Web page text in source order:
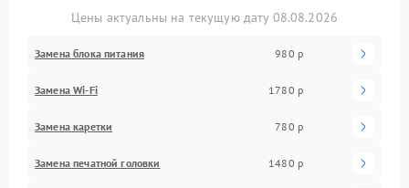
Цены актуальны на текущую дату 08.08.2026
Замена блока питания 980 р
Замена Wi-Fi 1780 р
Замена каретки 780 р
Замена печатной головки 1480 р